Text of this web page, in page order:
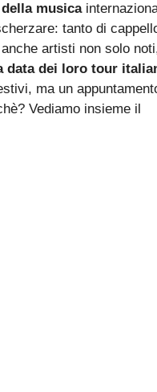
musica
tanto di
artisti non solo
data dei loro tour
ma un
Vediamo insieme il